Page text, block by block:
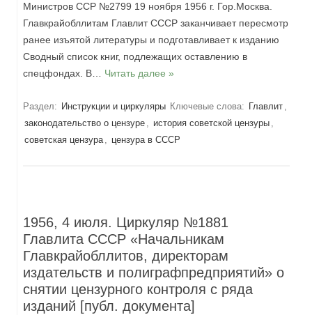
Министров ССР №2799 19 ноября 1956 г. Гор.Москва.
Главкрайобллитам Главлит СССР заканчивает пересмотр
ранее изъятой литературы и подготавливает к изданию
Сводный список книг, подлежащих оставлению в
спецфондах. В… Читать далее »
Раздел: Инструкции и циркуляры Ключевые слова: Главлит ,
законодательство о цензуре , история советской цензуры ,
советская цензура , цензура в СССР
1956, 4 июля. Циркуляр №1881
Главлита СССР «Начальникам
Главкрайобллитов, директорам
издательств и полиграфпредприятий» о
снятии цензурного контроля с ряда
изданий [публ. документа]